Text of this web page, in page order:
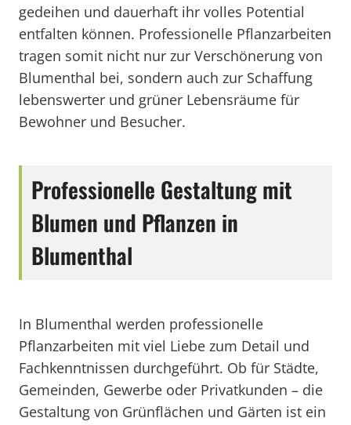
gedeihen und dauerhaft ihr volles Potential
entfalten können. Professionelle Pflanzarbeiten
tragen somit nicht nur zur Verschönerung von
Blumenthal bei, sondern auch zur Schaffung
lebenswerter und grüner Lebensräume für
Bewohner und Besucher.
Professionelle Gestaltung mit
Blumen und Pflanzen in
Blumenthal
In Blumenthal werden professionelle
Pflanzarbeiten mit viel Liebe zum Detail und
Fachkenntnissen durchgeführt. Ob für Städte,
Gemeinden, Gewerbe oder Privatkunden – die
Gestaltung von Grünflächen und Gärten ist ein